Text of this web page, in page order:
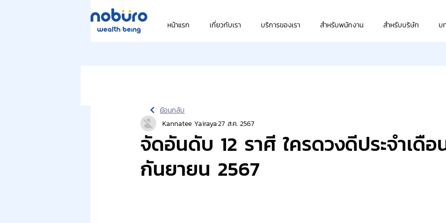
หน้าแรก เกี่ยวกับเรา บริการของเรา สำหรับพนักงาน สำหรับบริษัท บ
จัดอันดับ 12 ราศี ใครดวงดีประจำเดือ
กันยายน 2567
Kannatee Yairaya27 ส.ค. 2567
ย้อนกลับ